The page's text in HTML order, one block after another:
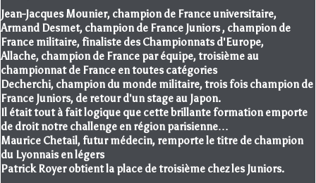
Jean-Jacques Mounier, champion de France universitaire,
Armand Desmet, champion de France Juniors , champion de
France militaire, finaliste des Championnats d'Europe,
Allache, champion de France par équipe, troisième au
championnat de France en toutes catégories
Decherchi, champion du monde militaire, trois fois champion de
France Juniors, de retour d'un stage au Japon.
Il était tout à fait logique que cette brillante formation emporte
de droit notre challenge en région parisienne…
Maurice Chetail, futur médecin, remporte le titre de champion
du Lyonnais en légers
Patrick Royer obtient la place de troisième chez les Juniors.